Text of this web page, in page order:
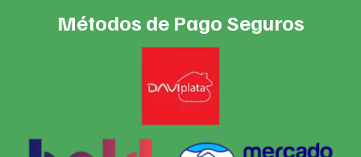
Métodos de Pago Seguros